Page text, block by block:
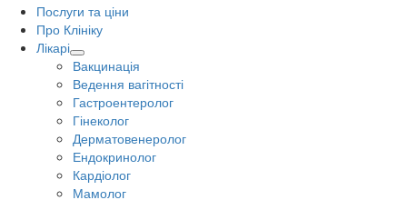
Послуги та ціни
Про Клініку
Лікарі
Вакцинація
Ведення вагітності
Гастроентеролог
Гінеколог
Дерматовенеролог
Ендокринолог
Кардіолог
Мамолог